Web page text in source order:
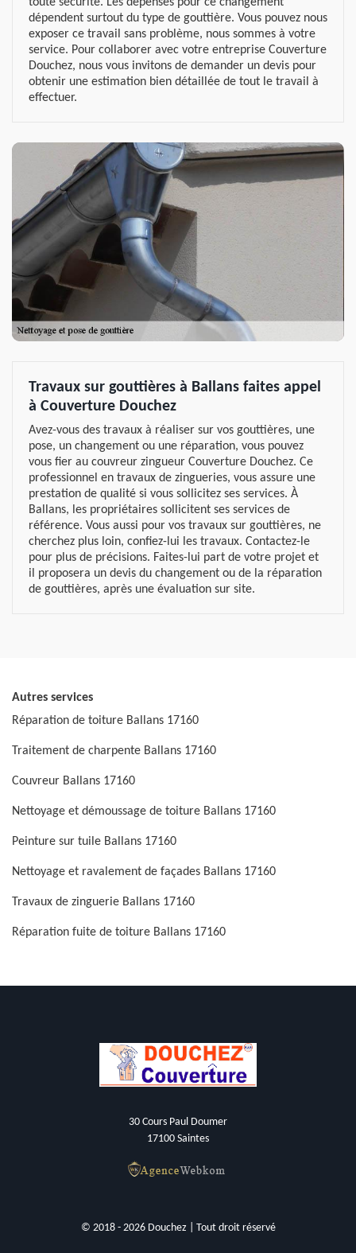
dépendent surtout du type de gouttière. Vous pouvez nous
exposer ce travail sans problème, nous sommes à votre
service. Pour collaborer avec votre entreprise Couverture
Douchez, nous vous invitons de demander un devis pour
obtenir une estimation bien détaillée de tout le travail à
effectuer.
Travaux sur gouttières à Ballans faites appel
à Couverture Douchez
Avez-vous des travaux à réaliser sur vos gouttières, une
pose, un changement ou une réparation, vous pouvez
vous fier au couvreur zingueur Couverture Douchez. Ce
professionnel en travaux de zingueries, vous assure une
prestation de qualité si vous sollicitez ses services. À
Ballans, les propriétaires sollicitent ses services de
référence. Vous aussi pour vos travaux sur gouttières, ne
cherchez plus loin, confiez-lui les travaux. Contactez-le
pour plus de précisions. Faites-lui part de votre projet et
il proposera un devis du changement ou de la réparation
de gouttières, après une évaluation sur site.
Autres services
Réparation de toiture Ballans 17160
Traitement de charpente Ballans 17160
Couvreur Ballans 17160
Nettoyage et démoussage de toiture Ballans 17160
Peinture sur tuile Ballans 17160
Nettoyage et ravalement de façades Ballans 17160
Travaux de zinguerie Ballans 17160
Réparation fuite de toiture Ballans 17160
30 Cours Paul Doumer
17100 Saintes
© 2018 - 2026 Douchez | Tout droit réservé